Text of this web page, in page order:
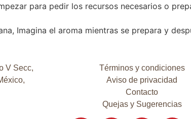
para pedir los recursos necesarios o
Imagina el aroma mientras se prepara y
V Secc,
Términos y condiciones
Aviso de privacidad
Contacto
Quejas y Sugerencias